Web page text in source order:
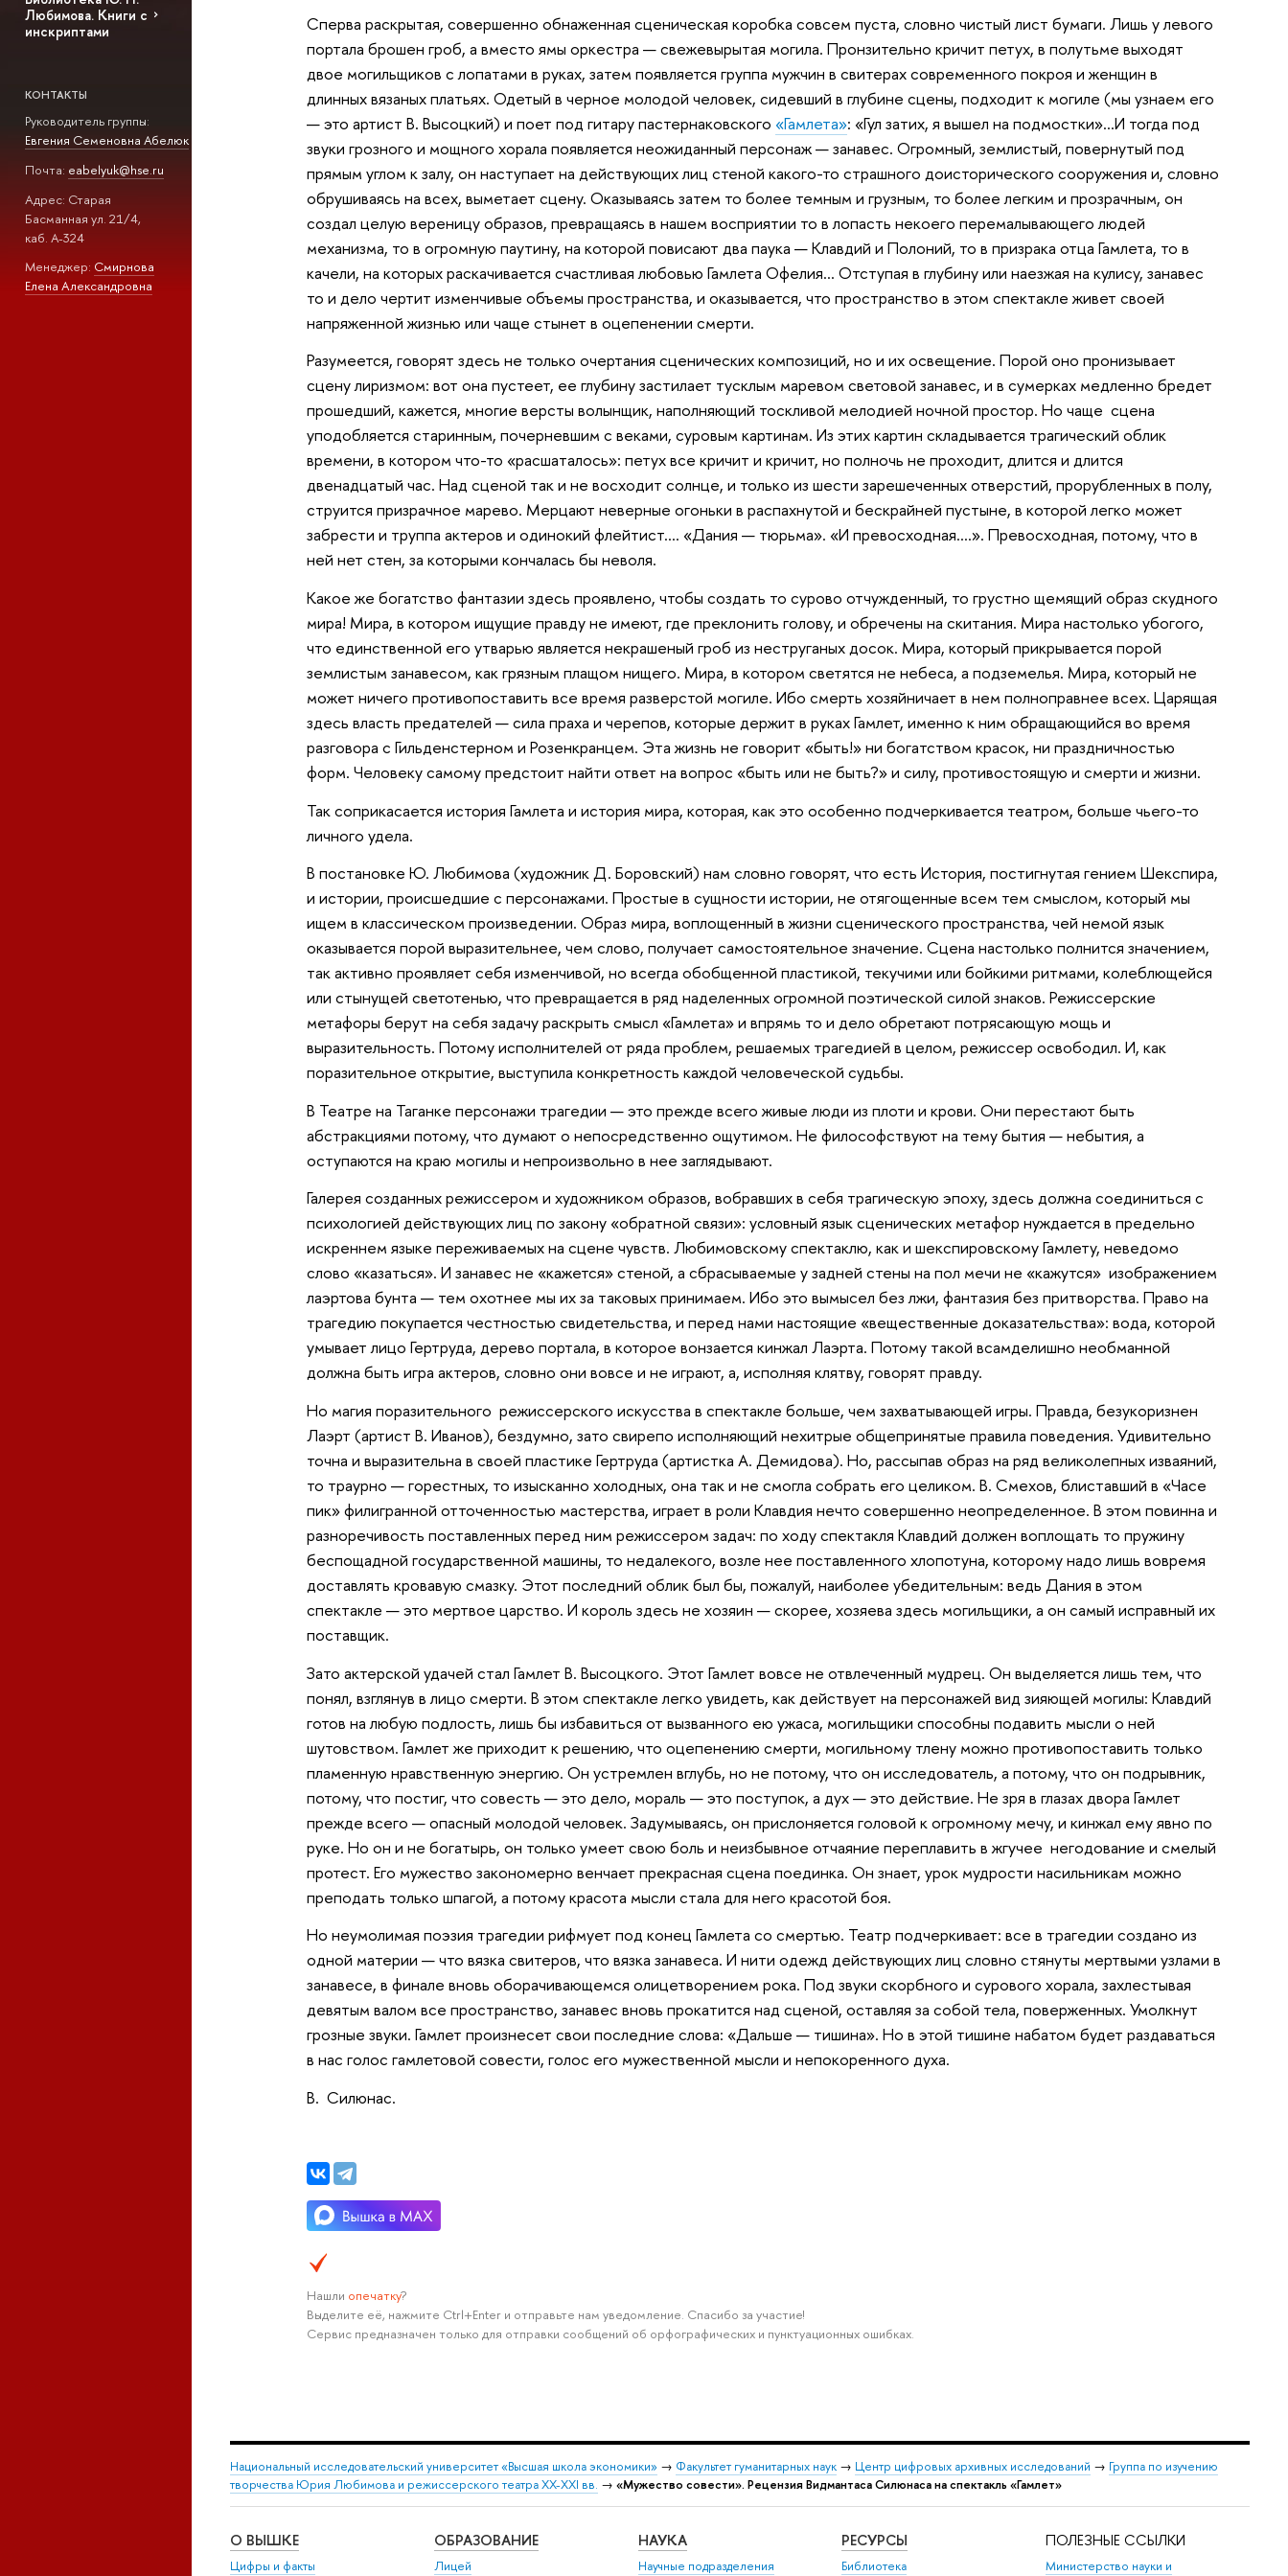
Любимова. Книги с
инскриптами
КОНТАКТЫ
Руководитель группы:
Евгения Семеновна Абелюк
Почта: eabelyuk@hse.ru
Адрес: Старая
Басманная ул. 21/4,
каб. А-324
Менеджер: Смирнова
Елена Александровна
Сперва раскрытая, совершенно обнаженная сценическая коробка совсем пуста, словно чистый лист бумаги. Лишь у левого
портала брошен гроб, а вместо ямы оркестра — свежевырытая могила. Пронзительно кричит петух, в полутьме выходят
двое могильщиков с лопатами в руках, затем появляется группа мужчин в свитерах современного покроя и женщин в
длинных вязаных платьях. Одетый в черное молодой человек, сидевший в глубине сцены, подходит к могиле (мы узнаем его
— это артист В. Высоцкий) и поет под гитару пастернаковского «Гамлета»: «Гул затих, я вышел на подмостки»…И тогда под
звуки грозного и мощного хорала появляется неожиданный персонаж — занавес. Огромный, землистый, повернутый под
прямым углом к залу, он наступает на действующих лиц стеной какого-то страшного доисторического сооружения и, словно
обрушиваясь на всех, выметает сцену. Оказываясь затем то более темным и грузным, то более легким и прозрачным, он
создал целую вереницу образов, превращаясь в нашем восприятии то в лопасть некоего перемалывающего людей
механизма, то в огромную паутину, на которой повисают два паука — Клавдий и Полоний, то в призрака отца Гамлета, то в
качели, на которых раскачивается счастливая любовью Гамлета Офелия… Отступая в глубину или наезжая на кулису, занавес
то и дело чертит изменчивые объемы пространства, и оказывается, что пространство в этом спектакле живет своей
напряженной жизнью или чаще стынет в оцепенении смерти.
Разумеется, говорят здесь не только очертания сценических композиций, но и их освещение. Порой оно пронизывает
сцену лиризмом: вот она пустеет, ее глубину застилает тусклым маревом световой занавес, и в сумерках медленно бредет
прошедший, кажется, многие версты волынщик, наполняющий тоскливой мелодией ночной простор. Но чаще сцена
уподобляется старинным, почерневшим с веками, суровым картинам. Из этих картин складывается трагический облик
времени, в котором что-то «расшаталось»: петух все кричит и кричит, но полночь не проходит, длится и длится
двенадцатый час. Над сценой так и не восходит солнце, и только из шести зарешеченных отверстий, прорубленных в полу,
струится призрачное марево. Мерцают неверные огоньки в распахнутой и бескрайней пустыне, в которой легко может
забрести и труппа актеров и одинокий флейтист…. «Дания — тюрьма». «И превосходная….». Превосходная, потому, что в
ней нет стен, за которыми кончалась бы неволя.
Какое же богатство фантазии здесь проявлено, чтобы создать то сурово отчужденный, то грустно щемящий образ скудного
мира! Мира, в котором ищущие правду не имеют, где преклонить голову, и обречены на скитания. Мира настолько убогого,
что единственной его утварью является некрашеный гроб из неструганых досок. Мира, который прикрывается порой
землистым занавесом, как грязным плащом нищего. Мира, в котором светятся не небеса, а подземелья. Мира, который не
может ничего противопоставить все время разверстой могиле. Ибо смерть хозяйничает в нем полноправнее всех. Царящая
здесь власть предателей — сила праха и черепов, которые держит в руках Гамлет, именно к ним обращающийся во время
разговора с Гильденстерном и Розенкранцем. Эта жизнь не говорит «быть!» ни богатством красок, ни праздничностью
форм. Человеку самому предстоит найти ответ на вопрос «быть или не быть?» и силу, противостоящую и смерти и жизни.
Так соприкасается история Гамлета и история мира, которая, как это особенно подчеркивается театром, больше чьего-то
личного удела.
В постановке Ю. Любимова (художник Д. Боровский) нам словно говорят, что есть История, постигнутая гением Шекспира,
и истории, происшедшие с персонажами. Простые в сущности истории, не отягощенные всем тем смыслом, который мы
ищем в классическом произведении. Образ мира, воплощенный в жизни сценического пространства, чей немой язык
оказывается порой выразительнее, чем слово, получает самостоятельное значение. Сцена настолько полнится значением,
так активно проявляет себя изменчивой, но всегда обобщенной пластикой, текучими или бойкими ритмами, колеблющейся
или стынущей светотенью, что превращается в ряд наделенных огромной поэтической силой знаков. Режиссерские
метафоры берут на себя задачу раскрыть смысл «Гамлета» и впрямь то и дело обретают потрясающую мощь и
выразительность. Потому исполнителей от ряда проблем, решаемых трагедией в целом, режиссер освободил. И, как
поразительное открытие, выступила конкретность каждой человеческой судьбы.
В Театре на Таганке персонажи трагедии — это прежде всего живые люди из плоти и крови. Они перестают быть
абстракциями потому, что думают о непосредственно ощутимом. Не философствуют на тему бытия — небытия, а
оступаются на краю могилы и непроизвольно в нее заглядывают.
Галерея созданных режиссером и художником образов, вобравших в себя трагическую эпоху, здесь должна соединиться с
психологией действующих лиц по закону «обратной связи»: условный язык сценических метафор нуждается в предельно
искреннем языке переживаемых на сцене чувств. Любимовскому спектаклю, как и шекспировскому Гамлету, неведомо
слово «казаться». И занавес не «кажется» стеной, а сбрасываемые у задней стены на пол мечи не «кажутся» изображением
лаэртова бунта — тем охотнее мы их за таковых принимаем. Ибо это вымысел без лжи, фантазия без притворства. Право на
трагедию покупается честностью свидетельства, и перед нами настоящие «вещественные доказательства»: вода, которой
умывает лицо Гертруда, дерево портала, в которое вонзается кинжал Лаэрта. Потому такой всамделишно необманной
должна быть игра актеров, словно они вовсе и не играют, а, исполняя клятву, говорят правду.
Но магия поразительного режиссерского искусства в спектакле больше, чем захватывающей игры. Правда, безукоризнен
Лаэрт (артист В. Иванов), бездумно, зато свирепо исполняющий нехитрые общепринятые правила поведения. Удивительно
точна и выразительна в своей пластике Гертруда (артистка А. Демидова). Но, рассыпав образ на ряд великолепных изваяний,
то траурно — горестных, то изысканно холодных, она так и не смогла собрать его целиком. В. Смехов, блиставший в «Часе
пик» филигранной отточенностью мастерства, играет в роли Клавдия нечто совершенно неопределенное. В этом повинна и
разноречивость поставленных перед ним режиссером задач: по ходу спектакля Клавдий должен воплощать то пружину
беспощадной государственной машины, то недалекого, возле нее поставленного хлопотуна, которому надо лишь вовремя
доставлять кровавую смазку. Этот последний облик был бы, пожалуй, наиболее убедительным: ведь Дания в этом
спектакле — это мертвое царство. И король здесь не хозяин — скорее, хозяева здесь могильщики, а он самый исправный их
поставщик.
Зато актерской удачей стал Гамлет В. Высоцкого. Этот Гамлет вовсе не отвлеченный мудрец. Он выделяется лишь тем, что
понял, взглянув в лицо смерти. В этом спектакле легко увидеть, как действует на персонажей вид зияющей могилы: Клавдий
готов на любую подлость, лишь бы избавиться от вызванного ею ужаса, могильщики способны подавить мысли о ней
шутовством. Гамлет же приходит к решению, что оцепенению смерти, могильному тлену можно противопоставить только
пламенную нравственную энергию. Он устремлен вглубь, но не потому, что он исследователь, а потому, что он подрывник,
потому, что постиг, что совесть — это дело, мораль — это поступок, а дух — это действие. Не зря в глазах двора Гамлет
прежде всего — опасный молодой человек. Задумываясь, он прислоняется головой к огромному мечу, и кинжал ему явно по
руке. Но он и не богатырь, он только умеет свою боль и неизбывное отчаяние переплавить в жгучее негодование и смелый
протест. Его мужество закономерно венчает прекрасная сцена поединка. Он знает, урок мудрости насильникам можно
преподать только шпагой, а потому красота мысли стала для него красотой боя.
Но неумолимая поэзия трагедии рифмует под конец Гамлета со смертью. Театр подчеркивает: все в трагедии создано из
одной материи — что вязка свитеров, что вязка занавеса. И нити одежд действующих лиц словно стянуты мертвыми узлами в
занавесе, в финале вновь оборачивающемся олицетворением рока. Под звуки скорбного и сурового хорала, захлестывая
девятым валом все пространство, занавес вновь прокатится над сценой, оставляя за собой тела, поверженных. Умолкнут
грозные звуки. Гамлет произнесет свои последние слова: «Дальше — тишина». Но в этой тишине набатом будет раздаваться
в нас голос гамлетовой совести, голос его мужественной мысли и непокоренного духа.
В. Силюнас.
Нашли опечатку?
Выделите её, нажмите Ctrl+Enter и отправьте нам уведомление. Спасибо за участие!
Сервис предназначен только для отправки сообщений об орфографических и пунктуационных ошибках.
Национальный исследовательский университет «Высшая школа экономики» → Факультет гуманитарных наук → Центр цифровых архивных исследований → Группа по изучению
творчества Юрия Любимова и режиссерского театра XX-XXI вв. → «Мужество совести». Рецензия Видмантаса Силюнаса на спектакль «Гамлет»
О ВЫШКЕ
Цифры и факты
ОБРАЗОВАНИЕ
Лицей
НАУКА
Научные подразделения
РЕСУРСЫ
Библиотека
ПОЛЕЗНЫЕ ССЫЛКИ
Министерство науки и